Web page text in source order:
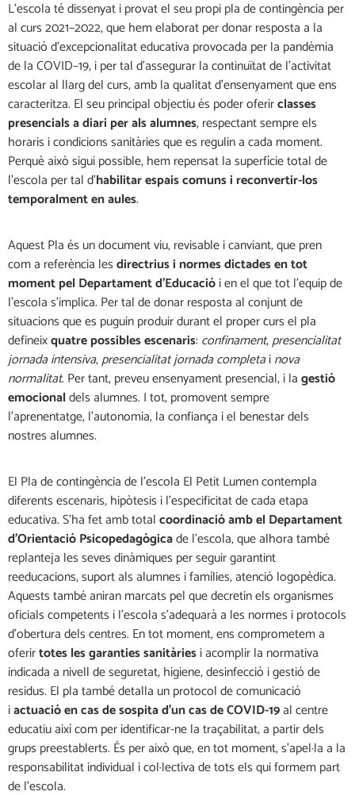
L’escola té dissenyat i provat el seu propi pla de contingència per
al curs 2021–2022, que hem elaborat per donar resposta a la
situació d’excepcionalitat educativa provocada per la pandèmia
de la COVID–19, i per tal d’assegurar la continuïtat de l’activitat
escolar al llarg del curs, amb la qualitat d’ensenyament que ens
caracteritza. El seu principal objectiu és poder oferirclasses
presencials a diari per als alumnes, respectant sempre els
horaris i condicions sanitàries que es regulin a cada moment.
Perquè això sigui possible, hem repensat la superfície total de
l’escola per tal d’habilitar espais comuns i reconvertir-los
temporalment en aules.
Aquest Pla és un document viu, revisable i canviant, que pren
com a referència lesdirectrius i normes dictades en tot
moment pel Departament d’Educaciói en el que tot l’equip de
l’escola s’implica. Per tal de donar resposta al conjunt de
situacions que es puguin produir durant el proper curs el pla
defineixquatre possibles escenaris: confinament,presencialitat
jornada intensiva,presencialitatjornada completainova
normalitat. Per tant, preveu ensenyament presencial, i lagestió
emocionaldels alumnes. I tot, promovent sempre
l’aprenentatge, l’autonomia, la confiança i el benestar dels
nostres alumnes.
El Pla de contingència de l’escola El Petit Lumen contempla
diferents escenaris, hipòtesis i l’especificitat de cada etapa
educativa. S’ha fet amb totalcoordinació amb el Departament
d’Orientació Psicopedagògicade l’escola, que alhora també
replanteja les seves dinàmiques per seguir garantint
reeducacions, suport als alumnes i famílies, atenció logopèdica.
Aquests també aniran marcats pel que decretin els organismes
oficials competents i l’escola s’adequarà a les normes i protocols
d’obertura dels centres. En tot moment, ens comprometem a
oferirtotes les garanties sanitàriesi acomplir la normativa
indicada a nivell de seguretat, higiene, desinfecció i gestió de
residus. El pla també detalla un protocol de comunicació
iactuació en cas de sospita d’un cas de COVID-19al centre
educatiu així com per identificar-ne la traçabilitat, a partir dels
grups preestablerts. És per això que, en tot moment, s’apel·la a la
responsabilitat individual i col·lectiva de tots els qui formem part
de l’escola.